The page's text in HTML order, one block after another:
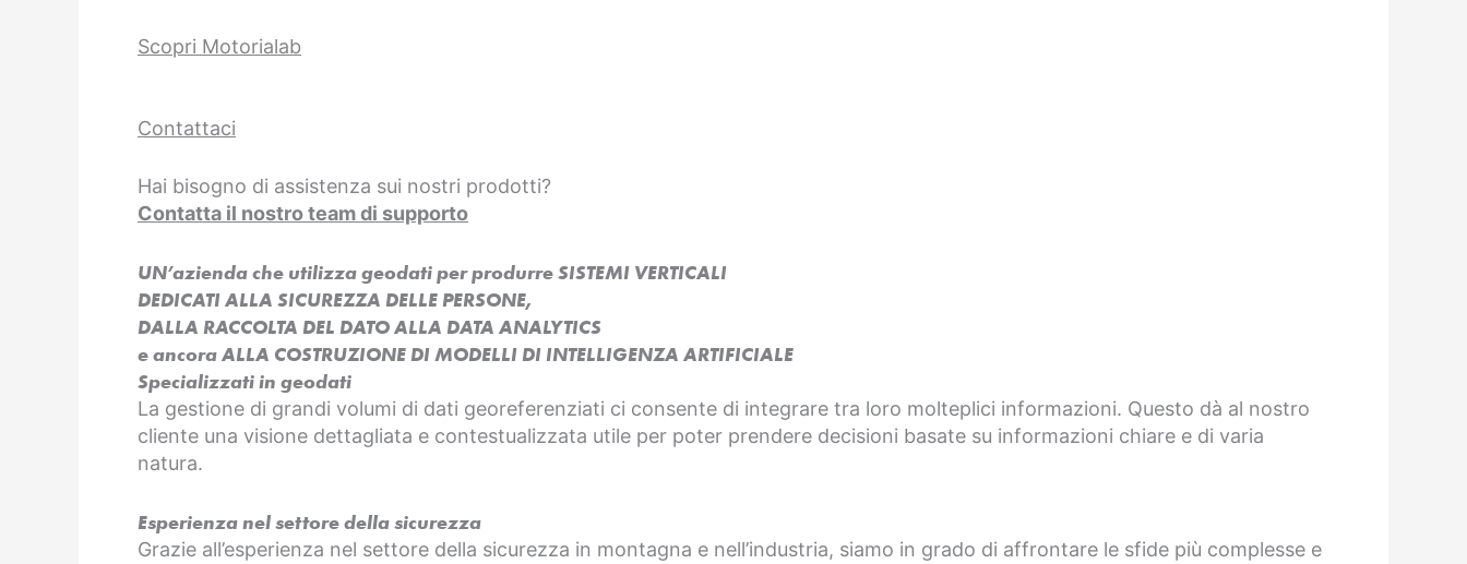
Scopri Motorialab
Contattaci
Hai bisogno di assistenza sui nostri prodotti?
Contatta il nostro team di supporto
UN’azienda che utilizza geodati per produrre SISTEMI VERTICALI
DEDICATI ALLA SICUREZZA DELLE PERSONE,
DALLA RACCOLTA DEL DATO ALLA DATA ANALYTICS
e ancora ALLA COSTRUZIONE DI MODELLI DI INTELLIGENZA ARTIFICIALE​
Specializzati in geodati
La gestione di grandi volumi di dati georeferenziati ci consente di integrare tra loro molteplici informazioni. Questo dà al nostro
cliente una visione dettagliata e contestualizzata utile per poter prendere decisioni basate su informazioni chiare e di varia
natura.
Esperienza nel settore della sicurezza
Grazie all’esperienza nel settore della sicurezza in montagna e nell’industria, siamo in grado di affrontare le sfide più complesse e